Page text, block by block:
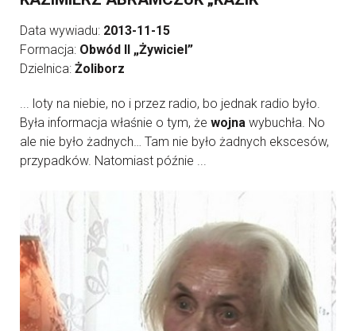
Data wywiadu: 2013-11-15
Formacja: Obwód II „Żywiciel”
Dzielnica: Żoliborz
... loty na niebie, no i przez radio, bo jednak radio było.
Była informacja właśnie o tym, że wojna wybuchła. No
ale nie było żadnych… Tam nie było żadnych ekscesów,
przypadków. Natomiast późnie ...